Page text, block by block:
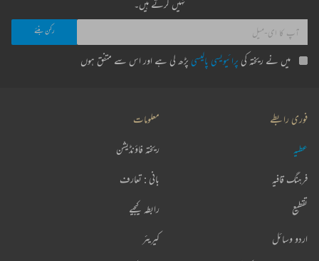
نہیں کرتے ہیں۔
میں نے ریختہ کی پرائیویسی پالیسی پڑھ لی ہے اور اس سے متفق ہوں
فوری رابطے
عطیہ
فرہنگ قافیہ
تقطیع
اردو وسائل
معلومات
ریختہ فاؤنڈیشن
بانی : تعارف
رابطہ کیجیے
کیریئر